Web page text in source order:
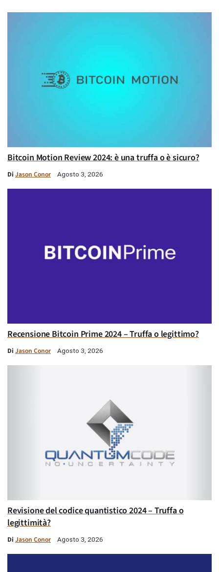
Bitcoin Motion Review 2024: è una truffa o è sicuro?
Di Jason Conor Agosto 3, 2026
Recensione Bitcoin Prime 2024 – Truffa o legittimo?
Di Jason Conor Agosto 3, 2026
Revisione del codice quantistico 2024 – Truffa o
legittimità?
Di Jason Conor Agosto 3, 2026